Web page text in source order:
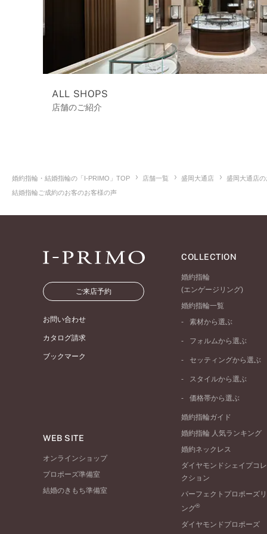
ALL SHOPS
店舗のご紹介
婚約指輪・結婚指輪の「I-PRIMO」TOP 店舗一覧 盛岡大通店
盛岡大通店
結婚指輪ご成約のお客のお客様の声
ご来店予約
お問い合わせ
カタログ請求
ブックマーク
WEB SITE
オンラインショップ
プロポーズ準備室
結婚のきもち準備室
COLLECTION
婚約指輪
(エンゲージリング)
婚約指輪一覧
素材から選ぶ
プラチナ
ピンクゴールド
ペールブラウンゴール
フォルムから選ぶ
ストレートライン
V字ライン
セッティングから選ぶ
ソリテール
ダブルサイドメレ
ラインメレ
スタイルから選ぶ
シンプル
モード
エレガント
ゴージャス
価格帯から選ぶ
50万円台～
20万円台～
10万円台～
婚約指輪ガイド
婚約指輪 人気ランキング
婚約ネックレス
ダイヤモンドシェイプコレ
クション
パーフェクトプロポーズリ
ング®
ダイヤモンドプロポーズ